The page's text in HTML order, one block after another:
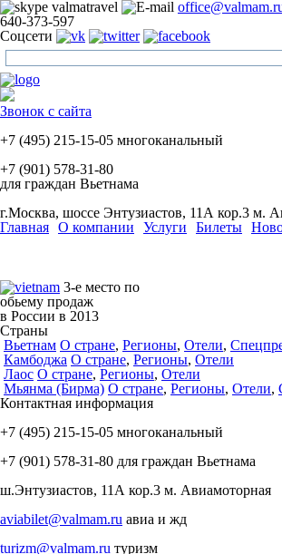
valmatravel
640-373-597
Соцсети
Звонок с сайта
+7 (495) 215-15-05 многоканальный
+7 (901) 578-31-80
для граждан Вьетнама
г.Москва, шоссе Энтузиастов, 11А кор.3 м.
Главная О компании Услуги Билеты
3-е место по
обьему продаж
в России в 2013
Страны
Вьетнам О стране, Регионы, Отели,
Камбоджа О стране, Регионы, Отели
Лаос О стране, Регионы, Отели
Мьянма (Бирма) О стране, Регионы, Отели,
Контактная информация
+7 (495) 215-15-05 многоканальный
+7 (901) 578-31-80 для граждан Вьетнама
ш.Энтузиастов, 11А кор.3 м. Авиамоторная
aviabilet@valmam.ru авиа и жд
turizm@valmam.ru туризм